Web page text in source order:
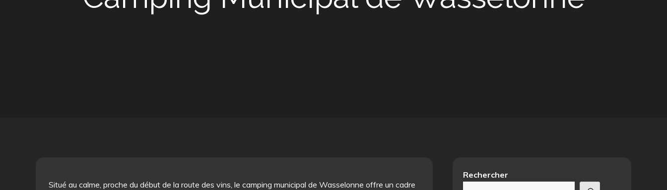
Situé au calme, proche du début de la route des vins, le camping municipal de Wasselonne offre un cadre
Rechercher